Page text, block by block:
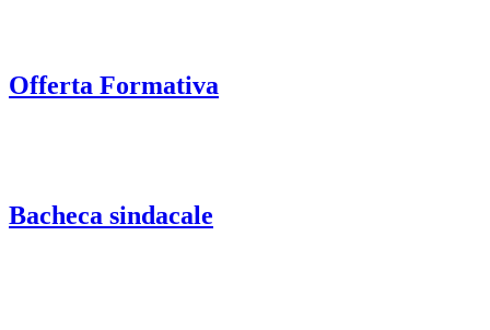
Offerta Formativa
Bacheca sindacale